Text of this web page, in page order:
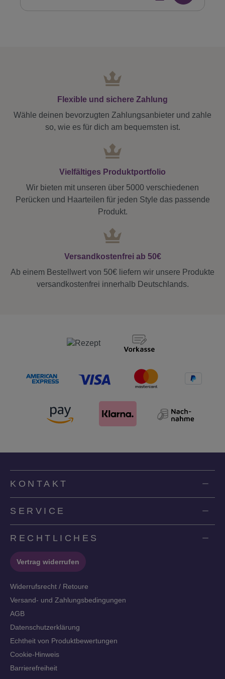
Flexible und sichere Zahlung
Wähle deinen bevorzugten Zahlungsanbieter und zahle
so, wie es für dich am bequemsten ist.
Vielfältiges Produktportfolio
Wir bieten mit unseren über 5000 verschiedenen
Perücken und Haarteilen für jeden Style das passende
Produkt.
Versandkostenfrei ab 50€
Ab einem Bestellwert von 50€ liefern wir unsere Produkte
versandkostenfrei innerhalb Deutschlands.
KONTAKT
SERVICE
RECHTLICHES
Vertrag widerrufen
Widerrufsrecht / Retoure
Versand- und Zahlungsbedingungen
AGB
Datenschutzerklärung
Echtheit von Produktbewertungen
Cookie-Hinweis
Barrierefreiheit